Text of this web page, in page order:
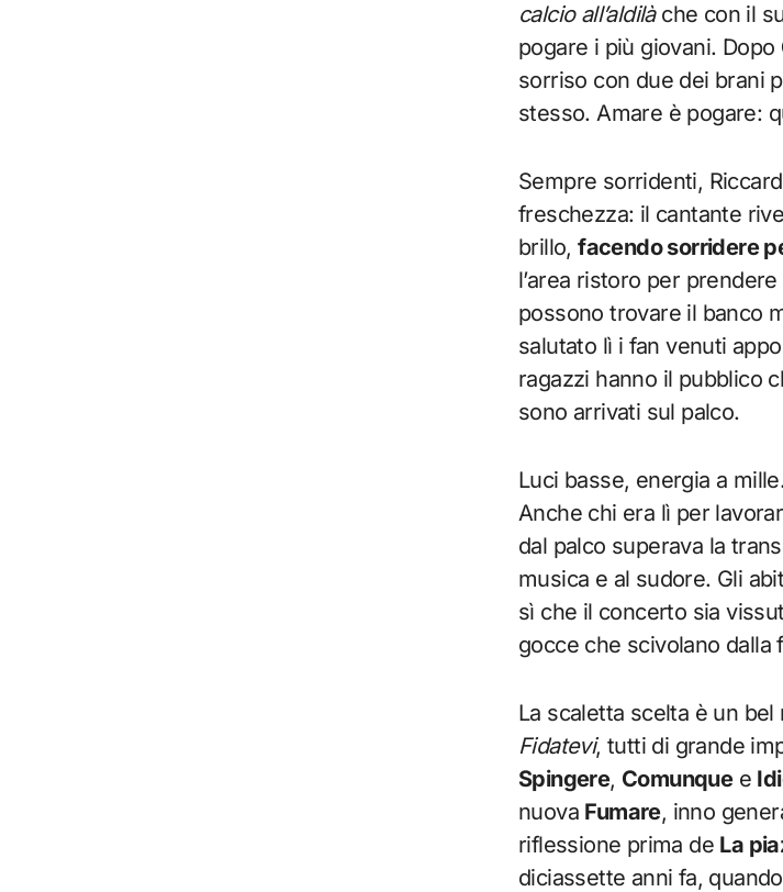
calcio all’aldilàche con il
pogare i più giovani. Dopo
sorriso con due dei brani
stesso. Amare è pogare:
Sempre sorridenti,
freschezza: il cantante
brillo,facendo sorridere
l’area ristoro per
possono trovare il banco
salutato lì i fan venuti
ragazzi hanno il pubblico
sono arrivati sul palco.
Luci basse, energia a
Anche chi era lì per
dal palco superava la
musica e al sudore. Gli
sì che il concerto sia
gocce che scivolano dalla
La scaletta scelta è un
Fidatevi, tutti di grande
Spingere, Comunquee
nuova Fumare, inno
riflessione prima de La
diciassette anni fa,